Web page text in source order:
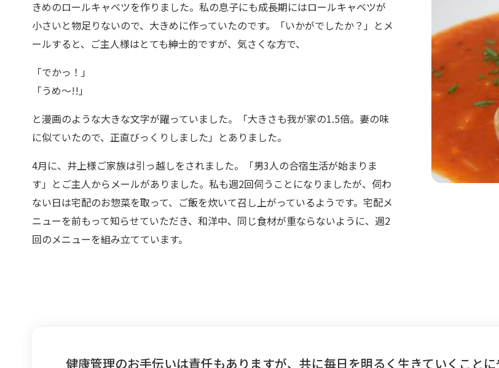
きめのロールキャベツを作りました。私の息子にも成長期にはロールキャベツが
小さいと物足りないので、大きめに作っていたのです。「いかがでしたか？」とメ
ールすると、ご主人様はとても紳士的ですが、気さくな方で、
「でかっ！」
「うめ〜!!」
と漫画のような大きな文字が躍っていました。「大きさも我が家の1.5倍。妻の味
に似ていたので、正直びっくりしました」とありました。
4月に、井上様ご家族は引っ越しをされました。「男3人の合宿生活が始まりま
す」とご主人からメールがありました。私も週2回伺うことになりましたが、伺わ
ない日は宅配のお惣菜を取って、ご飯を炊いて召し上がっているようです。宅配メ
ニューを前もって知らせていただき、和洋中、同じ食材が重ならないように、週2
回のメニューを組み立てています。
健康管理のお手伝いは責任もありますが、共に毎日を明るく生きていくことに